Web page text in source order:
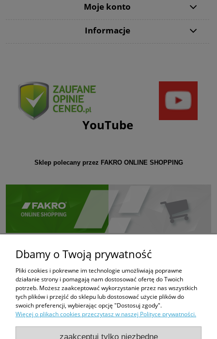
Moje konto
Informacje
YouTube
Sklep polecany przez FAKRO ONLINE SHOPPING
Dbamy o Twoją prywatność
Pliki cookies i pokrewne im technologie umożliwiają poprawne
działanie strony i pomagają nam dostosować ofertę do Twoich
potrzeb. Możesz zaakceptować wykorzystanie przez nas wszystkich
tych plików i przejść do sklepu lub dostosować użycie plików do
swoich preferencji, wybierając opcję "Dostosuj zgody".
Więcej o plikach cookies przeczytasz w naszej Polityce prywatności.
zaakceptuj tylko niezbędne